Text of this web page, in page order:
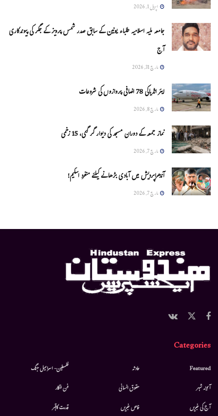
اپریل 1, 2026
جامعہ ملیہ اسلامیہ طلباء یونین کے سابق صدر شمس پرویز کے جگر کی پیوندکاری
آج
مارچ 31, 2026
ایئر انڈیاکی 78 اضافی پروازوں کی شروعات
مارچ 8, 2026
نماز جمعہ کے دوران مسجد کی دیوار گر گئی، 15 زخمی
مارچ 7, 2026
آندھراپردیش میں آبادی بڑھانے کیلئے منفرد اسکیم!
مارچ 7, 2026
Categories
Featured
آئینہ شہر
آج کی خبریں
حادثہ
حقوق انسانی
خاص خبریں
فلسطین- اسرائیل جنگ
فن فنکار
قدرت کاقہر